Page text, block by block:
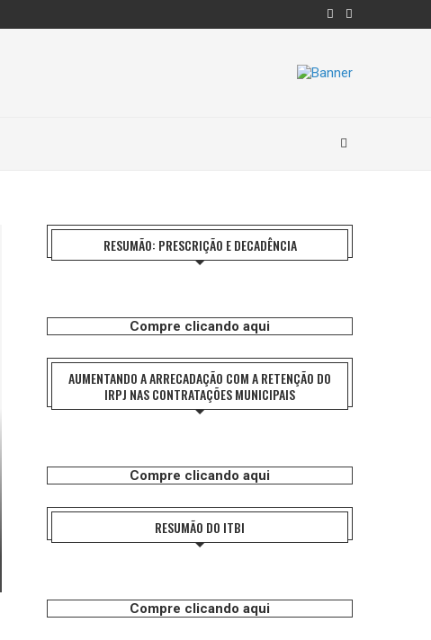
RESUMÃO: PRESCRIÇÃO E DECADÊNCIA
Compre clicando aqui
AUMENTANDO A ARRECADAÇÃO COM A RETENÇÃO DO
IRPJ NAS CONTRATAÇÕES MUNICIPAIS
Compre clicando aqui
RESUMÃO DO ITBI
Compre clicando aqui